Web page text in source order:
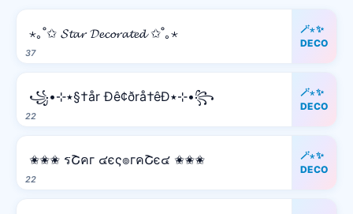
37
⋆｡˚✩ 𝓢𝓽𝓪𝓻 𝓓𝓮𝓬𝓸𝓻𝓪𝓽𝓮𝓭 ✩˚｡⋆
🪄⋆✨
DECO
22
꧁•⊹٭§†år Ðê¢ðrå†êÐ٭⊹•꧂
🪄⋆✨
DECO
22
✬✬✬ รՇคг ๔єς๏гคՇє๔ ✬✬✬
🪄⋆✨
DECO